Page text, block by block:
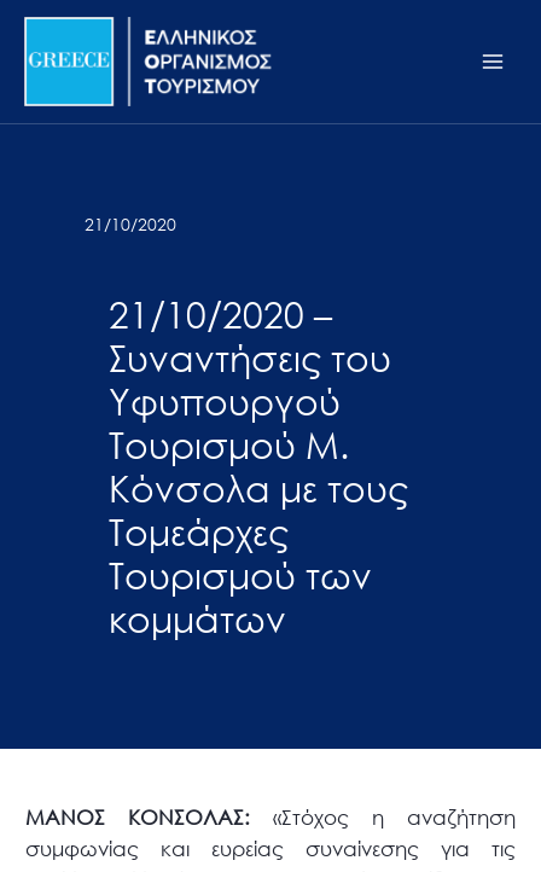
Σημείωση:
ιστότοπος
προσβασιμότητας.
Μετάβαση
περιεχόμενο
21/10/2020
21/10/2020 –
Συναντήσεις του
Υφυπουργού
Τουρισμού Μ.
Κόνσολα με τους
Τομεάρχες
Τουρισμού των
κομμάτων
ΜΑΝΟΣ ΚΟΝΣΟΛΑΣ: «Στόχος η αναζήτηση
συμφωνίας και ευρείας συναίνεσης για τις